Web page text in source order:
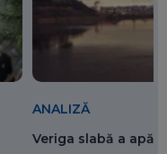
ANALIZĂ
Veriga slabă a